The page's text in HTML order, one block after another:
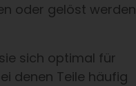
oder gelöst werden
sich optimal für
denen Teile häufig